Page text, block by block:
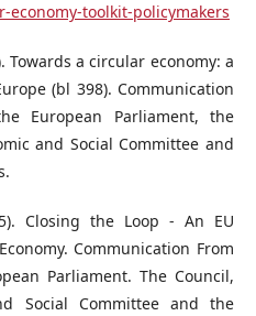
toolkit-policymakers
Towards a circular economy: a
(bl 398). Communication
European Parliament, the
and Social Committee and
Closing the Loop - An EU
Communication From
Parliament. The Council,
Social Committee and the